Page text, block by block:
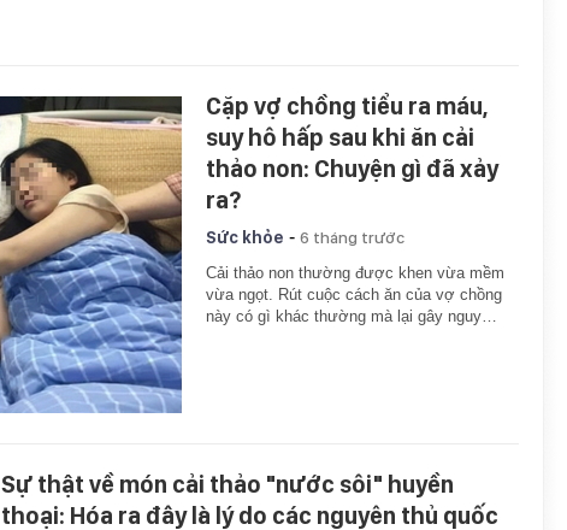
Cặp vợ chồng tiểu ra máu,
suy hô hấp sau khi ăn cải
thảo non: Chuyện gì đã xảy
ra?
Sức khỏe - 6 tháng trước
Cải thảo non thường được khen vừa mềm
vừa ngọt. Rút cuộc cách ăn của vợ chồng
này có gì khác thường mà lại gây nguy…
Sự thật về món cải thảo "nước sôi" huyền
thoại: Hóa ra đây là lý do các nguyên thủ quốc